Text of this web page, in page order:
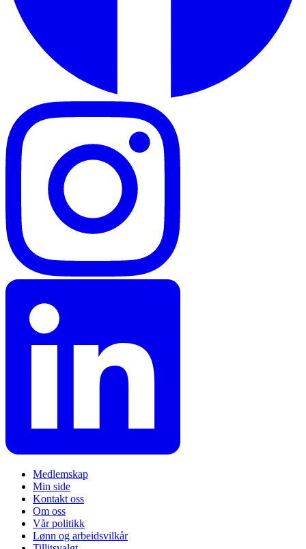
Medlemskap
Min side
Kontakt oss
Om oss
Vår politikk
Lønn og arbeidsvilkår